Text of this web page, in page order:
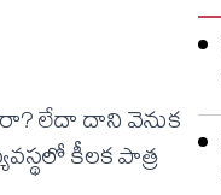
లేదా దాని వెనుక
కీలక పాత్ర